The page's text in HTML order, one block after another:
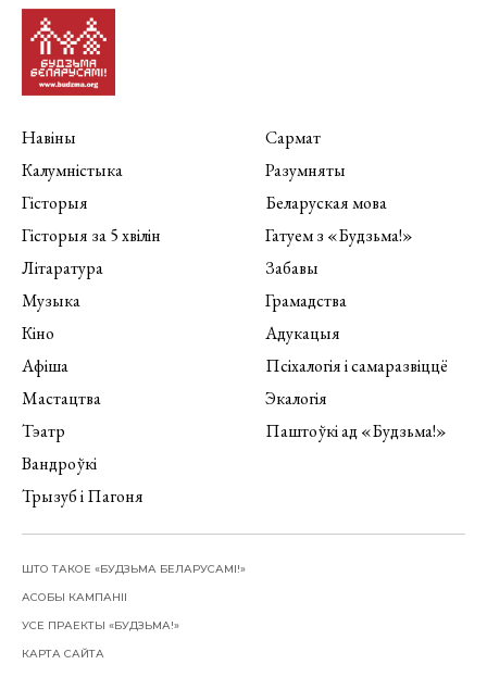
Навіны
Калумністыка
Гісторыя
Гісторыя за 5 хвілін
Літаратура
Музыка
Кіно
Афіша
Мастацтва
Тэатр
Вандроўкі
Трызуб і Пагоня
Сармат
Разумняты
Беларуская мова
Гатуем з «Будзьма!»
Забавы
Грамадства
Адукацыя
Псіхалогія і самаразвіццё
Экалогія
Паштоўкі ад «Будзьма!»
ШТО ТАКОЕ «БУДЗЬМА БЕЛАРУСАМІ!»
АСОБЫ КАМПАНІІ
УСЕ ПРАЕКТЫ «БУДЗЬМА!»
КАРТА САЙТА